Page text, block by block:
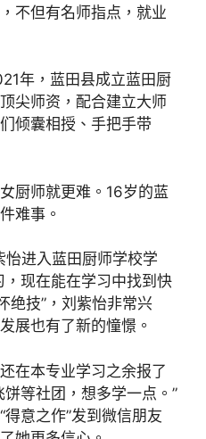
不但有名师指点，就业
年，蓝田县成立蓝田厨
尖师资，配合建立大师
倾囊相授、手把手带
厨师就更难。16岁的蓝
难事。
进入蓝田厨师学校学
，现在能在学习中找到快
绝技”，刘紫怡非常兴
展也有了新的憧憬。
在本专业学习之余报了
等社团，想多学一点。”
意之作”发到微信朋友